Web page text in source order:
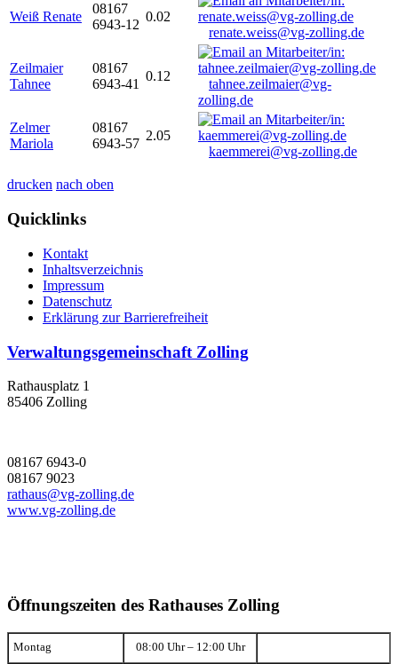
Weiß Renate
08167
6943-12
0.02
renate.weiss@vg-zolling.de
Zeilmaier
Tahnee
08167
6943-41
0.12
tahnee.zeilmaier@vg-
zolling.de
Zelmer
Mariola
08167
6943-57
2.05
kaemmerei@vg-zolling.de
drucken nach oben
Quicklinks
Kontakt
Inhaltsverzeichnis
Impressum
Datenschutz
Erklärung zur Barrierefreiheit
Verwaltungsgemeinschaft Zolling
Rathausplatz 1
85406 Zolling
08167 6943-0
08167 9023
rathaus@vg-zolling.de
www.vg-zolling.de
Öffnungszeiten des Rathauses Zolling
Montag 08:00 Uhr – 12:00 Uhr